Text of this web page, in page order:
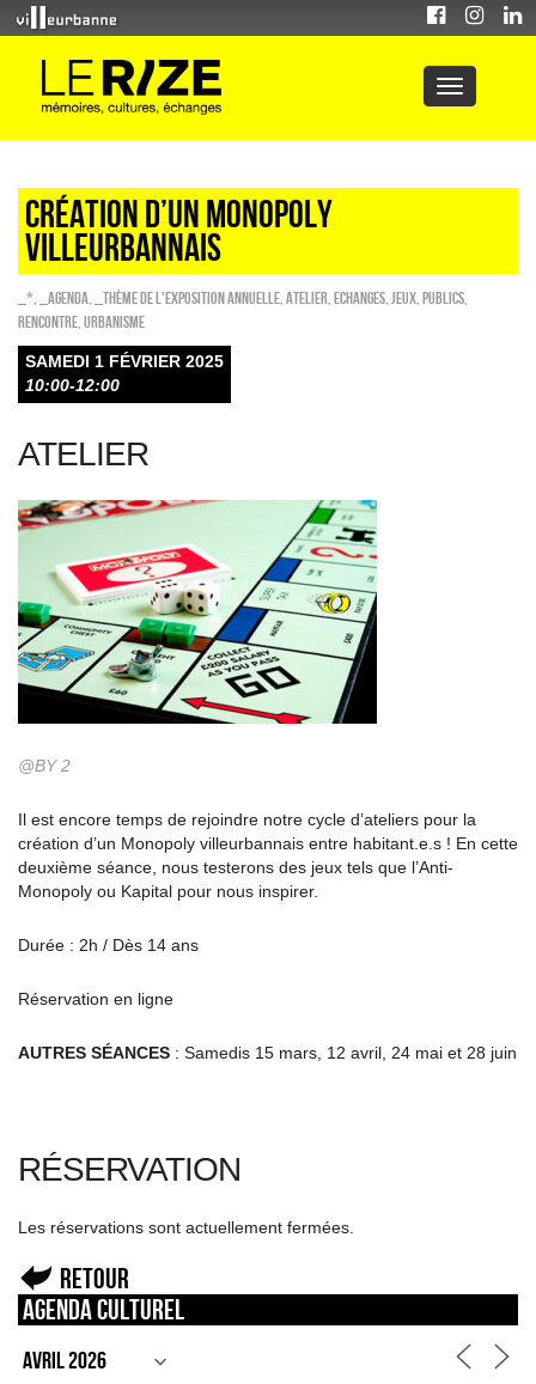
CRÉATION D’UN MONOPOLY
VILLEURBANNAIS
_* _Agenda _Thème de l'exposition annuelle Atelier ECHANGES Jeux PUBLICS
Rencontre Urbanisme
SAMEDI 1 FÉVRIER 2025
10:00-12:00
ATELIER
@BY 2
Il est encore temps de rejoindre notre cycle d’ateliers pour la
création d’un Monopoly villeurbannais entre habitant.e.s ! En cette
deuxième séance, nous testerons des jeux tels que l’Anti-
Monopoly ou Kapital pour nous inspirer.
Durée : 2h / Dès 14 ans
Réservation en ligne
AUTRES SÉANCES : Samedis 15 mars, 12 avril, 24 mai et 28 juin
RÉSERVATION
Les réservations sont actuellement fermées.
Retour
Agenda culturel